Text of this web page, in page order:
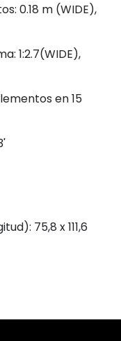
0.18 m (WIDE),
1:2.7(WIDE),
en 15
75,8 x 111,6